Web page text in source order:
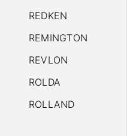
REDKEN
REMINGTON
REVLON
ROLDA
ROLLAND